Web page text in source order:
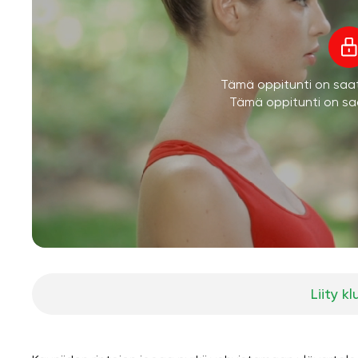
Tämä oppitunti on
Tämä oppitunti on
Liity